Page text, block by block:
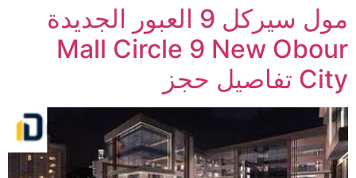
مول سيركل 9 العبور الجديدة
Mall Circle 9 New Obour
City تفاصيل حجز